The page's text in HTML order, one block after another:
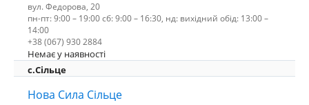
вул. Федорова, 20
пн-пт: 9:00 – 19:00 сб: 9:00 – 16:30, нд: вихідний обід: 13:00 –
14:00
+38 (067) 930 2884
Немає у наявності
с.Сільце
Нова Сила Сільце